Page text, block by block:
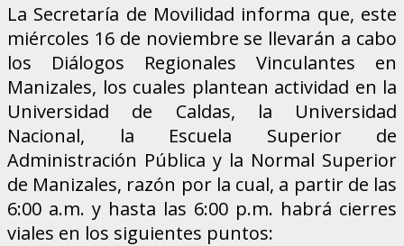
La Secretaría de Movilidad informa que, este
miércoles 16 de noviembre se llevarán a cabo
los Diálogos Regionales Vinculantes en
Manizales, los cuales plantean actividad en la
Universidad de Caldas, la Universidad
Nacional, la Escuela Superior de
Administración Pública y la Normal Superior
de Manizales, razón por la cual, a partir de las
6:00 a.m. y hasta las 6:00 p.m. habrá cierres
viales en los siguientes puntos: